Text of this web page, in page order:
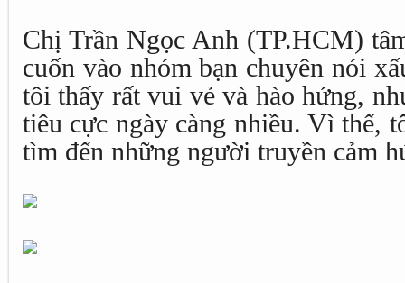
Chị Trần Ngọc Anh (TP.HCM)
cuốn vào nhóm bạn chuyên nói
tôi thấy rất vui vẻ và hào hứng,
tiêu cực ngày càng nhiều. Vì thế,
tìm đến những người truyền cảm